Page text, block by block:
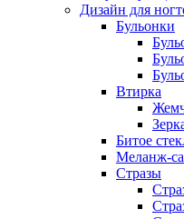
Дизайн для
Бульонки
Втирка
Битое
Меланж-
Стразы